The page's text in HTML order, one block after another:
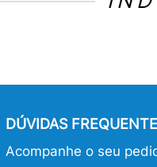
DÚVIDAS
Acompanhe o seu